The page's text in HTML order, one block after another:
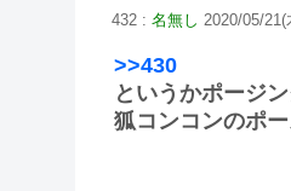
432 : 名無し 2020/05/
>>430
というかポージ
狐コンコンのポ